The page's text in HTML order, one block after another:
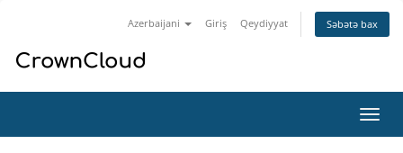
Azerbaijani Giriş Qeydiyyat Səbətə bax
keçid